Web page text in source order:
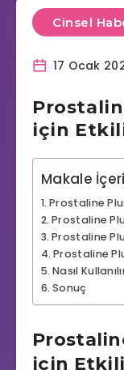
Cinsel
17 Ocak
için
Makale
Prostaline
Prostaline
Prostaline
Prostaline
Nasıl
Sonuç
için